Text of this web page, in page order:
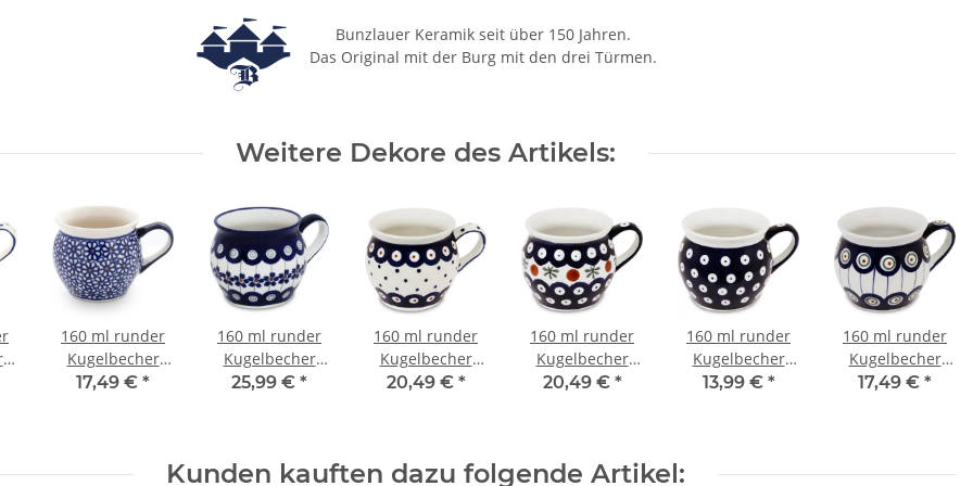
Bunzlauer Keramik seit über 150 Jahren.
Das Original mit der Burg mit den drei Türmen.
Weitere Dekore des Artikels:
160 ml runder
Kugelbecher
(Espresso-
17,49 € *
160 ml runder
Kugelbecher
(Espresso-
25,99 € *
160 ml runder
Kugelbecher
(Espresso-
20,49 € *
160 ml runder
Kugelbecher
(Espresso-
20,49 € *
160 ml runder
Kugelbecher
(Espresso-
13,99 € *
160 ml runder
Kugelbecher
(Espresso-
17,49 € *
Kunden kauften dazu folgende Artikel: